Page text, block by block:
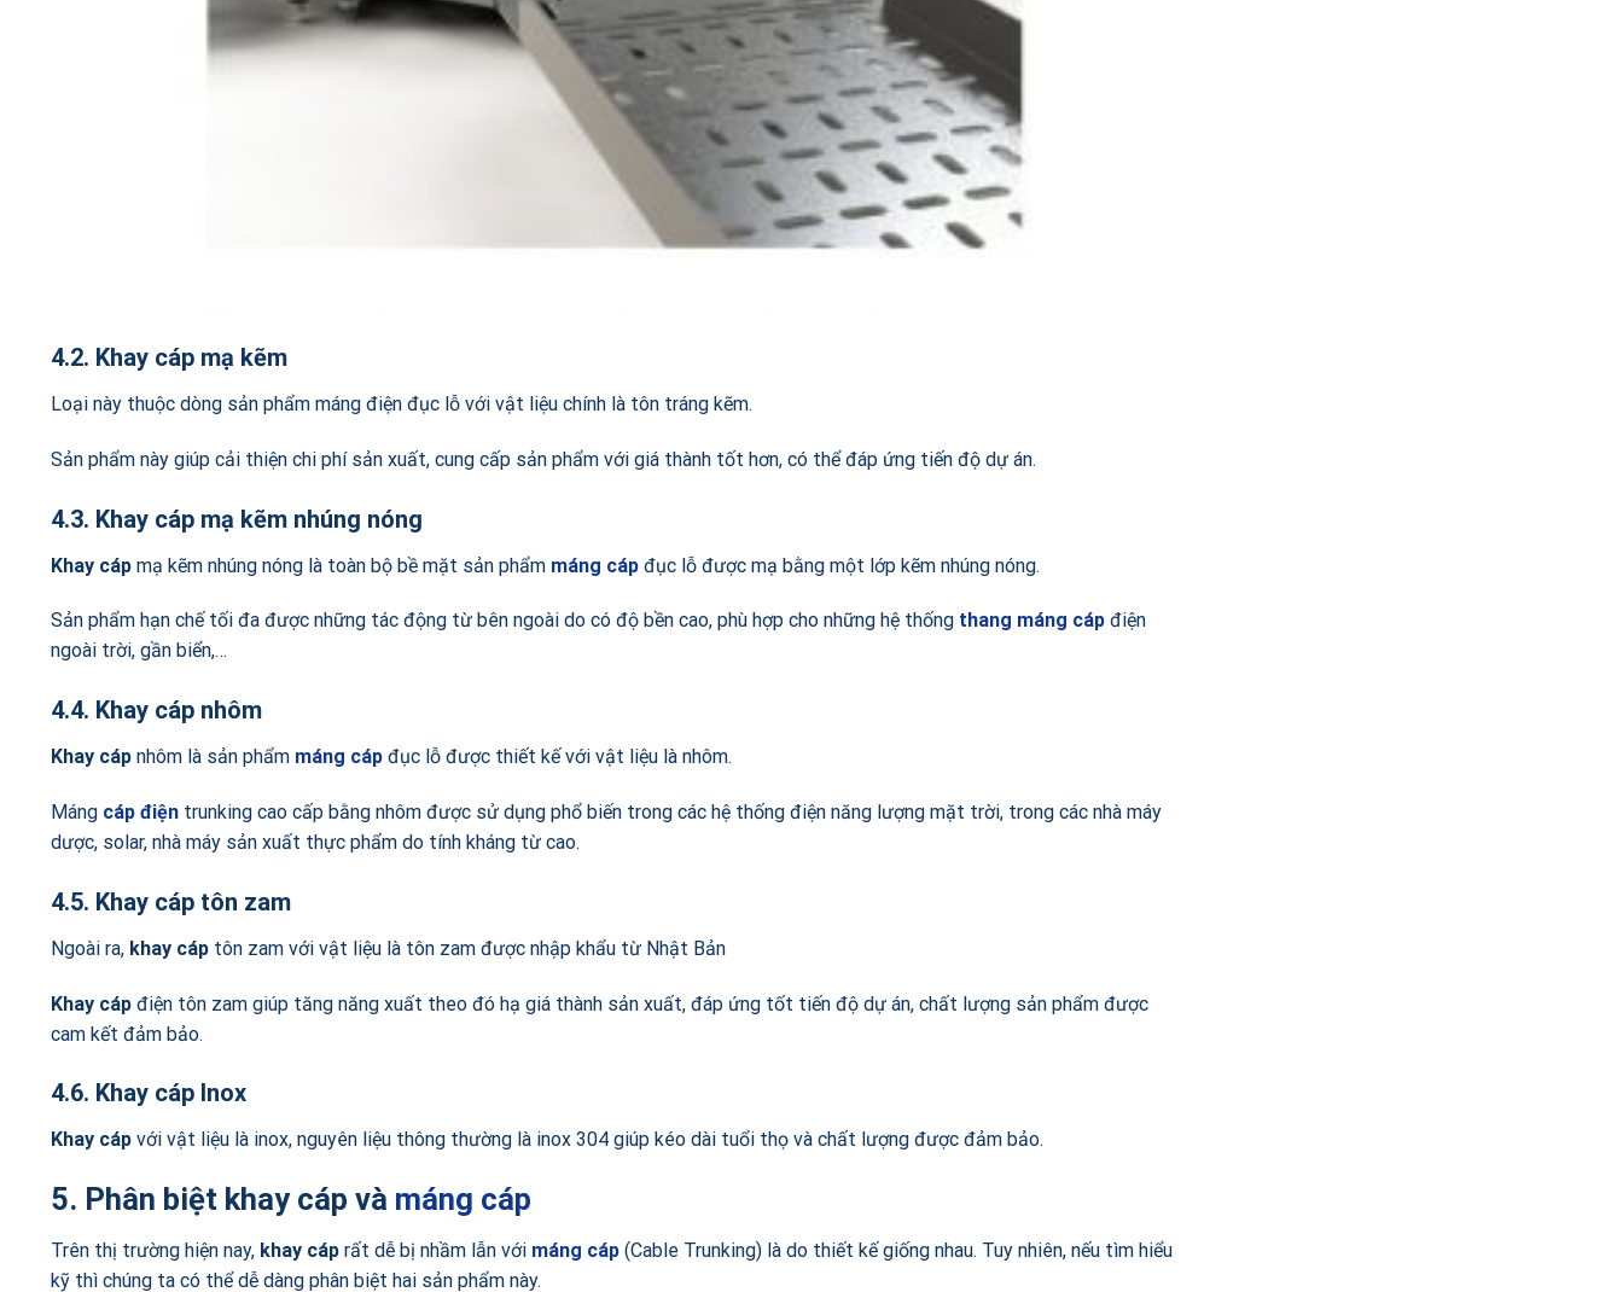
4.2. Khay cáp mạ kẽm
Loại này thuộc dòng sản phẩm máng điện đục lỗ với vật liệu chính là tôn tráng kẽm.
Sản phẩm này giúp cải thiện chi phí sản xuất, cung cấp sản phẩm với giá thành tốt hơn, có thể đáp ứng tiến độ dự án.
4.3. Khay cáp mạ kẽm nhúng nóng
Khay cáp mạ kẽm nhúng nóng là toàn bộ bề mặt sản phẩm máng cáp đục lỗ được mạ bằng một lớp kẽm nhúng nóng.
Sản phẩm hạn chế tối đa được những tác động từ bên ngoài do có độ bền cao, phù hợp cho những hệ thống thang máng cáp điện
ngoài trời, gần biển,…
4.4. Khay cáp nhôm
Khay cáp nhôm là sản phẩm máng cáp đục lỗ được thiết kế với vật liệu là nhôm.
Máng cáp điện trunking cao cấp bằng nhôm được sử dụng phổ biến trong các hệ thống điện năng lượng mặt trời, trong các nhà máy
dược, solar, nhà máy sản xuất thực phẩm do tính kháng từ cao.
4.5. Khay cáp tôn zam
Ngoài ra, khay cáp tôn zam với vật liệu là tôn zam được nhập khẩu từ Nhật Bản
Khay cáp điện tôn zam giúp tăng năng xuất theo đó hạ giá thành sản xuất, đáp ứng tốt tiến độ dự án, chất lượng sản phẩm được
cam kết đảm bảo.
4.6. Khay cáp Inox
Khay cáp với vật liệu là inox, nguyên liệu thông thường là inox 304 giúp kéo dài tuổi thọ và chất lượng được đảm bảo.
5. Phân biệt khay cáp và máng cáp
Trên thị trường hiện nay, khay cáp rất dễ bị nhầm lẫn với máng cáp (Cable Trunking) là do thiết kế giống nhau. Tuy nhiên, nếu tìm hiểu
kỹ thì chúng ta có thể dễ dàng phân biệt hai sản phẩm này.